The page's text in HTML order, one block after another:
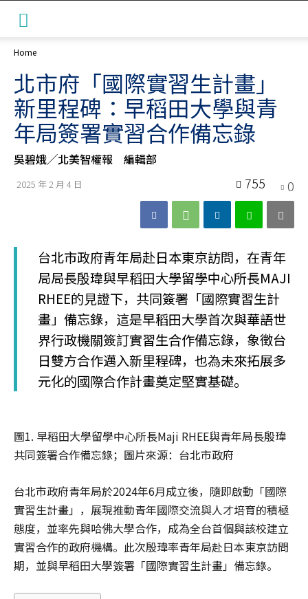
Home
北市府「國際實習生計畫」
新里程碑：早稻田大學與青
年局簽署實習合作備忘錄
吳碧娥╱北美智權報 編輯部
2025 年 2 月 4 日 0
755
台北市政府青年局赴日本東京訪問，在青年
局局長殷瑋與早稻田大學留學中心所長MAJI
RHEE的見證下，共同簽署「國際實習生計
畫」備忘錄，這是早稻田大學首次與華語世
界行政機關簽訂實習生合作備忘錄，象徵台
日雙方合作邁入新里程碑，也為未來拓展多
元化的國際合作計畫奠定堅實基礎。
圖1. 早稻田大學留學中心所長Maji RHEE與青年局長殷瑋
共同簽署合作備忘錄；圖片來源：台北市政府
台北市政府青年局於2024年6月成立後，隨即啟動「國際
實習生計畫」，展現推動青年國際交流與人才培育的積極
態度，並率先與哈佛大學合作，成為全台首個與該校建立
實習合作的政府機構。此次殷瑋率青年局赴日本東京訪問
期，並與早稻田大學簽署「國際實習生計畫」備忘錄。